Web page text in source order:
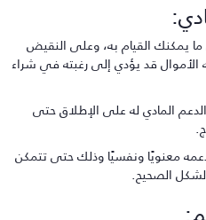
القيام به، وعلى النقيض
قد يؤدي إلى رغبته في شراء
المادي له على الإطلاق حتى
ونفسيًا وذلك حتى تتمكن
الصحيح.